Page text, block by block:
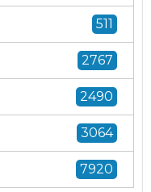
511
2767
2490
3064
7920